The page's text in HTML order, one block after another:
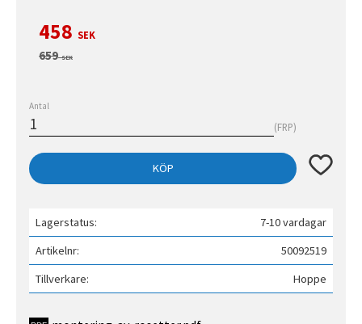
Nedsatt pris:
458 SEK
Ordinarie pris:
659SEK
Antal
FRP
KÖP Lägg till
Lagerstatus
7-10 vardagar
Artikelnr
50092519
Tillverkare
Hoppe